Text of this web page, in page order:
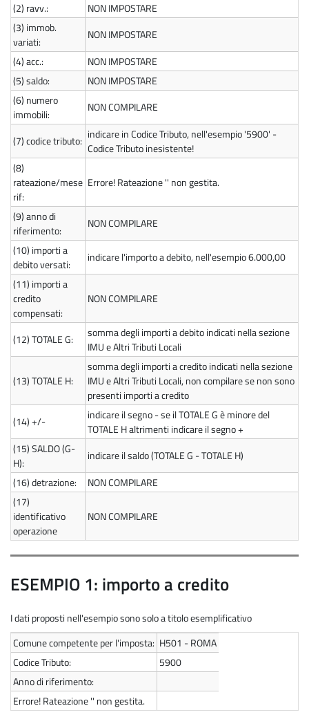
(2) ravv.:
NON IMPOSTARE
(3) immob.
variati:
NON IMPOSTARE
(4)acc.:
NON IMPOSTARE
(5)saldo:
NON IMPOSTARE
(6) numero
immobili:
NON COMPILARE
(7)codice tributo: indicare in Codice Tributo, nell'esempio '5900' -
Codice Tributo inesistente!
(8)
rateazione/mese
rif:
Errore! Rateazione '' non gestita.
(9)anno di
riferimento:
NON COMPILARE
(10) importi a
debito versati:
indicare l'importo a debito, nell'esempio 6.000,00
(11) importi a
credito
compensati:
NON COMPILARE
(12)TOTALE G:
somma degli importi a debito indicati nella sezione
IMU e Altri Tributi Locali
(13)TOTALE H:
somma degli importi a credito indicati nella sezione
IMU e Altri Tributi Locali, non compilare se non sono
presenti importi a credito
(14)+/-
indicare il segno - se il TOTALE G è minore del
TOTALE H altrimenti indicare il segno +
(15)SALDO (G-
H):
indicare il saldo (TOTALE G - TOTALE H)
(16)detrazione:
NON COMPILARE
(17)
identificativo
operazione
NON COMPILARE
ESEMPIO 1: importo a credito
I dati proposti nell'esempio sono solo a titolo esemplificativo
Comune competente per l'imposta: H501 - ROMA
Codice Tributo:
5900
Anno di riferimento:
Errore! Rateazione '' non gestita.